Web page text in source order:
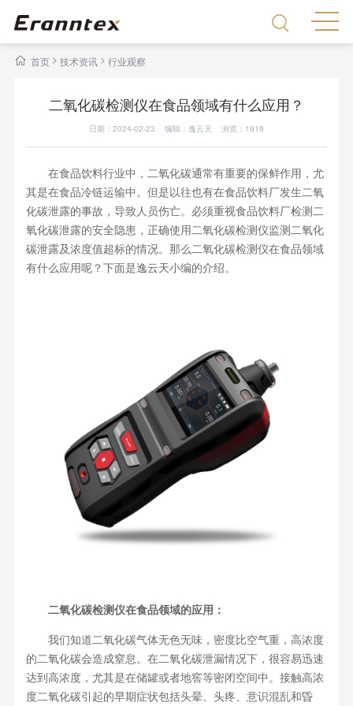
首页> 技术资讯 > 行业观察
二氧化碳检测仪在食品领域有什么应用？
日期：2024-02-23 编辑：逸云天 浏览： 1919
在食品饮料行业中，二氧化碳通常有重要的保鲜作用，尤
其是在食品冷链运输中。但是以往也有在食品饮料厂发生二氧
化碳泄露的事故，导致人员伤亡。必须重视食品饮料厂检测二
氧化碳泄露的安全隐患，正确使用二氧化碳检测仪监测二氧化
碳泄露及浓度值超标的情况。那么二氧化碳检测仪在食品领域
有什么应用呢？下面是逸云天小编的介绍。
二氧化碳检测仪在食品领域的应用：
我们知道二氧化碳气体无色无味，密度比空气重，高浓度
的二氧化碳会造成窒息。在二氧化碳泄漏情况下，很容易迅速
达到高浓度，尤其是在储罐或者地窖等密闭空间中。接触高浓
度二氧化碳引起的早期症状包括头晕、头疼、意识混乱和昏